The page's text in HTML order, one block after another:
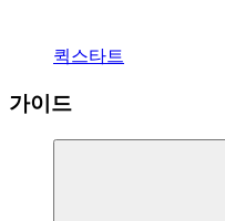
퀵스타트
가이드